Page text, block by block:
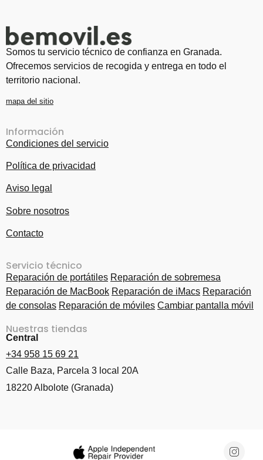
Somos tu servicio técnico de confianza en Granada.
Ofrecemos servicios de recogida y entrega en todo el
territorio nacional.
mapa del sitio
Información
Condiciones del servicio
Política de privacidad
Aviso legal
Sobre nosotros
Contacto
Servicio técnico
Reparación de portátiles Reparación de sobremesa
Reparación de MacBook Reparación de iMacs Reparación
de consolas Reparación de móviles Cambiar pantalla móvil
Nuestras tiendas
Central
+34 958 15 69 21
Calle Baza, Parcela 3 local 20A
18220 Albolote (Granada)